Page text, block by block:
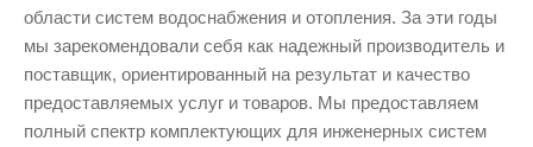
области систем водоснабжения и отопления. За эти годы
мы зарекомендовали себя как надежный производитель и
поставщик, ориентированный на результат и качество
предоставляемых услуг и товаров. Мы предоставляем
полный спектр комплектующих для инженерных систем